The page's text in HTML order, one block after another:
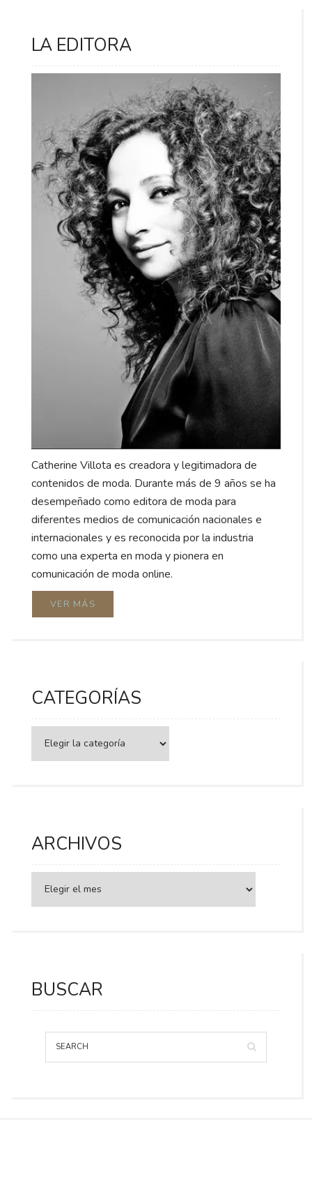
LA EDITORA
Catherine Villota es creadora y legitimadora de
contenidos de moda. Durante más de 9 años se ha
desempeñado como editora de moda para
diferentes medios de comunicación nacionales e
internacionales y es reconocida por la industria
como una experta en moda y pionera en
comunicación de moda online.
VER MÁS
CATEGORÍAS
ARCHIVOS
BUSCAR